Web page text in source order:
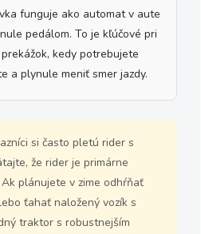
funguje ako automat v aute
pedálom. To je kľúčové pri
kedy potrebujete
a plynule meniť smer jazdy.
si často pletú rider s
že rider je primárne
plánujete v zime odhŕňať
ťahať naložený vozík s
traktor s robustnejším